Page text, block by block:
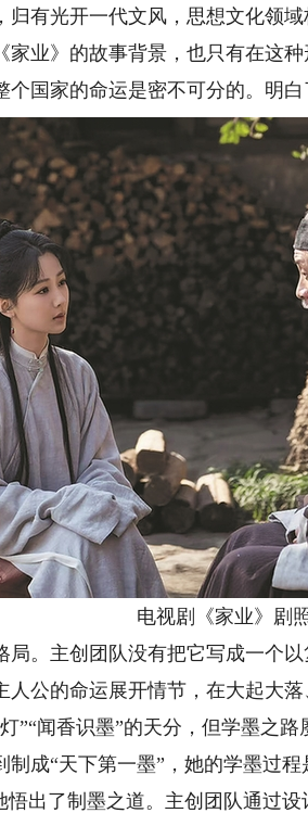
归有光开一代文风，思想文化领
家业》的故事背景，也只有在这
国家的命运是密不可分的。明
电视剧《家业》剧
。主创团队没有把它写成一个以
人公的命运展开情节，在大起大
”“闻香识墨”的天分，但学墨之
制成“天下第一墨”，她的学墨过
悟出了制墨之道。主创团队通过